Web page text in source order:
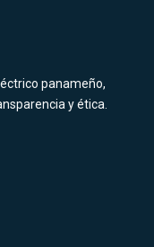
panameño,
y ética.